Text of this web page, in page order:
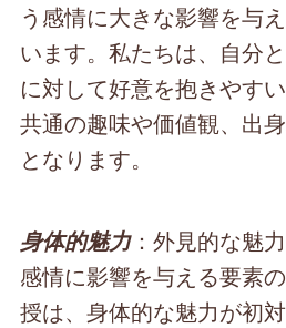
う感情に大きな影響を与
います。私たちは、自分
に対して好意を抱きやす
共通の趣味や価値観、出
となります。
身体的魅力：外見的な魅
感情に影響を与える要素
授は、身体的な魅力が初